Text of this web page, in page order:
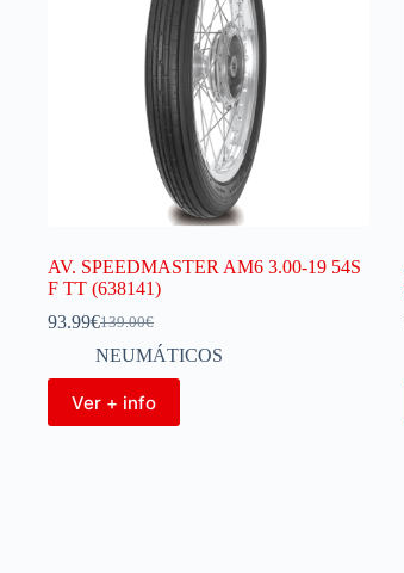
AV. SPEEDMASTER AM6 3.00-19 54S
F TT (638141)
139.00€
93.99€
NEUMÁTICOS
Ver + info